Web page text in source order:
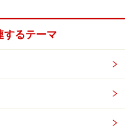
するテーマ